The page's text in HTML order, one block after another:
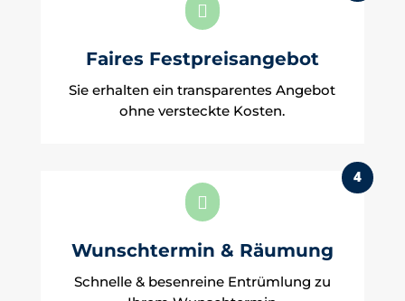

Faires Festpreisangebot
Sie erhalten ein transparentes Angebot
ohne versteckte Kosten.

Wunschtermin & Räumung
4
Schnelle & besenreine Entrümlung zu